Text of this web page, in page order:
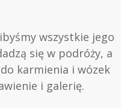
wszystkie jego
się w podróży, a
do karmienia i wózek
i galerię.